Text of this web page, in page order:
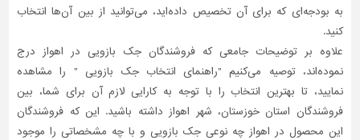
به بودجه‌ای که برای آن تخصیص داده‌اید، می‌توانید از بین آن‌ها انتخاب
کنید.
علاوه بر توضیحات جامعی که فروشندگان جک بازویی در اهواز درج
نموده‌اند، توصیه می‌کنیم "راهنمای انتخاب جک بازویی " را مشاهده
نمایید، تا بهترین انتخاب را با توجه به کارایی لازم آن برای شما، بین
فروشندگان استان خوزستان، شهر اهواز داشته باشید. این که فروشندگان
این محصول در اهواز چه نوعی جک بازویی و با چه مشخصاتی را موجود